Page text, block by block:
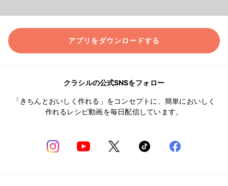
アプリをダウンロードする
クラシルの公式SNSをフォロー
「きちんとおいしく作れる」をコンセプトに、簡単においしく
作れるレシピ動画を毎日配信しています。